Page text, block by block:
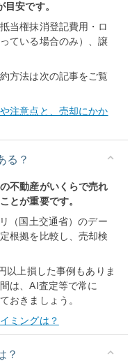
安です。
当権抹消登記費用・ロ
ている場合のみ）、譲
方法は次の記事をご覧
注意点と、売却にかか
る？
不動産がいくらで売れ
とが重要です。
（国土交通省）のデー
根拠を比較し、売却検
以上損した事例もありま
は、AI査定等で常に
おきましょう。
ミングは？
？